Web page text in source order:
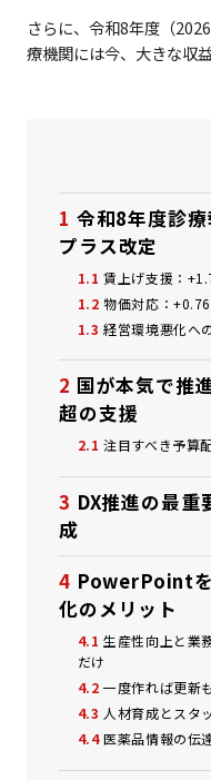
さらに、令和8年度（
療機関には今、大きな収
1 令和8年度診療
プラス改定
1.1 賃上げ支援：
1.2 物価対応：
1.3 経営環境悪化へ
2 国が本気で推
超の支援
2.1 注目すべき予算
3 DX推進の最重
成
4 PowerPoint
化のメリット
4.1 生産性向上と業
だけ
4.2 一度作れば更新
4.3 人材育成とスタ
4.4医薬品情報の伝